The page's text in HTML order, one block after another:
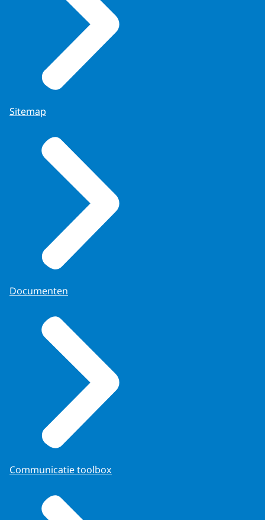
Sitemap
Documenten
Communicatie toolbox